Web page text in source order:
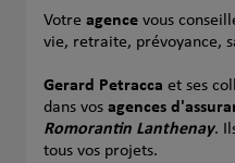
Votre agence vous
vie, retraite, prévoyance,
Gerard Petracca et ses
dans vos agences
Romorantin Lanthenay.
tous vos projets.